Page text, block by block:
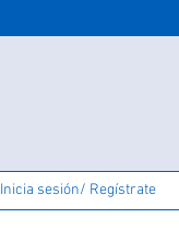
Inicia sesión/ Regístrate